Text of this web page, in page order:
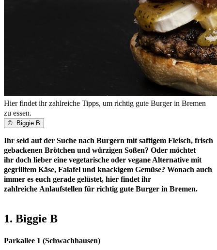
Hier findet ihr zahlreiche Tipps, um richtig gute Burger in Bremen
zu essen.
© Biggie B
Ihr seid auf der Suche nach Burgern mit saftigem Fleisch, frisch
gebackenen Brötchen und würzigen Soßen? Oder möchtet
ihr doch lieber eine vegetarische oder vegane Alternative mit
gegrilltem Käse, Falafel und knackigem Gemüse? Wonach auch
immer es euch gerade gelüstet, hier findet ihr
zahlreiche Anlaufstellen für richtig gute Burger in Bremen.
1. Biggie B
Parkallee 1 (Schwachhausen)